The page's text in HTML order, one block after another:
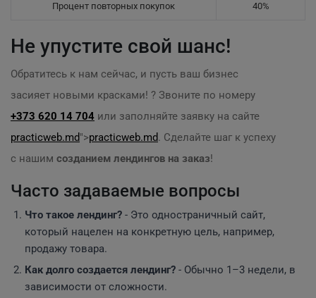
Процент повторных покупок 40%
Не упустите свой шанс!
Обратитесь к нам сейчас, и пусть ваш бизнес
засияет новыми красками! ? Звоните по номеру
+373 620 14 704 или заполняйте заявку на сайте
practicweb.md">practicweb.md. Сделайте шаг к успеху
с нашим созданием лендингов на заказ!
Часто задаваемые вопросы
Что такое лендинг? - Это одностраничный сайт,
который нацелен на конкретную цель, например,
продажу товара.
Как долго создается лендинг? - Обычно 1–3 недели, в
зависимости от сложности.